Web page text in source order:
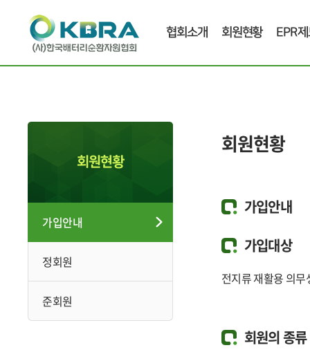
협회소개 회원현황 EPR
회원현황
가입안내
정회원
준회원
회원현황
가입안내
가입대상
전지류 재활용 의
회원의 종류